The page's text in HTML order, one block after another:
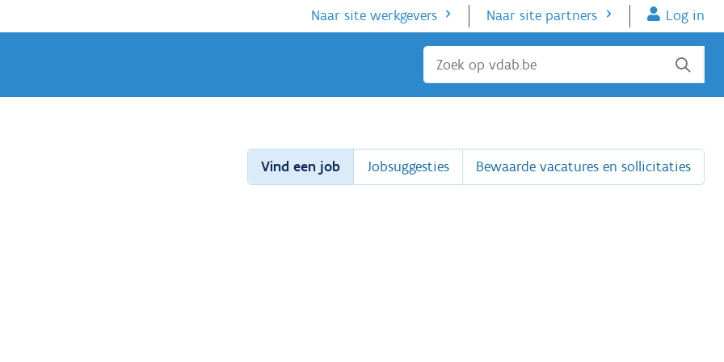
Naar site werkgevers Naar site partners Log in
Sluiten
Vind een job Jobsuggesties Bewaarde vacatures en sollicitaties